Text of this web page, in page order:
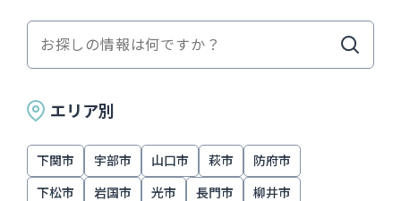
エリア別
下関市 宇部市 山口市 萩市 防府市
下松市 岩国市 光市 長門市 柳井市